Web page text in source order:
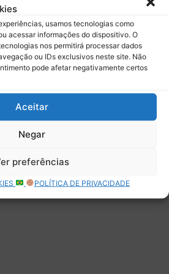
usamos tecnologias como
acessar informações do dispositivo. O
nos permitirá processar dados
ou IDs exclusivos neste site. Não
pode afetar negativamente certos
Aceitar
Negar
preferências
POLÍTICA DE PRIVACIDADE